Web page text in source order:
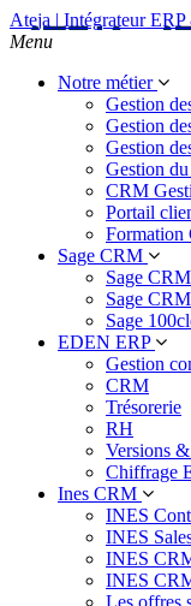
Ateja | Intégrateur
Menu
Notre métier
Gestion
Gestion
Gestion
Gestion
CRM
Portail
Formation
Sage CRM
Sage
Sage
Sage
EDEN ERP
Gestion
CRM
Trésorerie
RH
Versions
Chiffrage
Ines CRM
INES
INES
INES
INES
Les offres